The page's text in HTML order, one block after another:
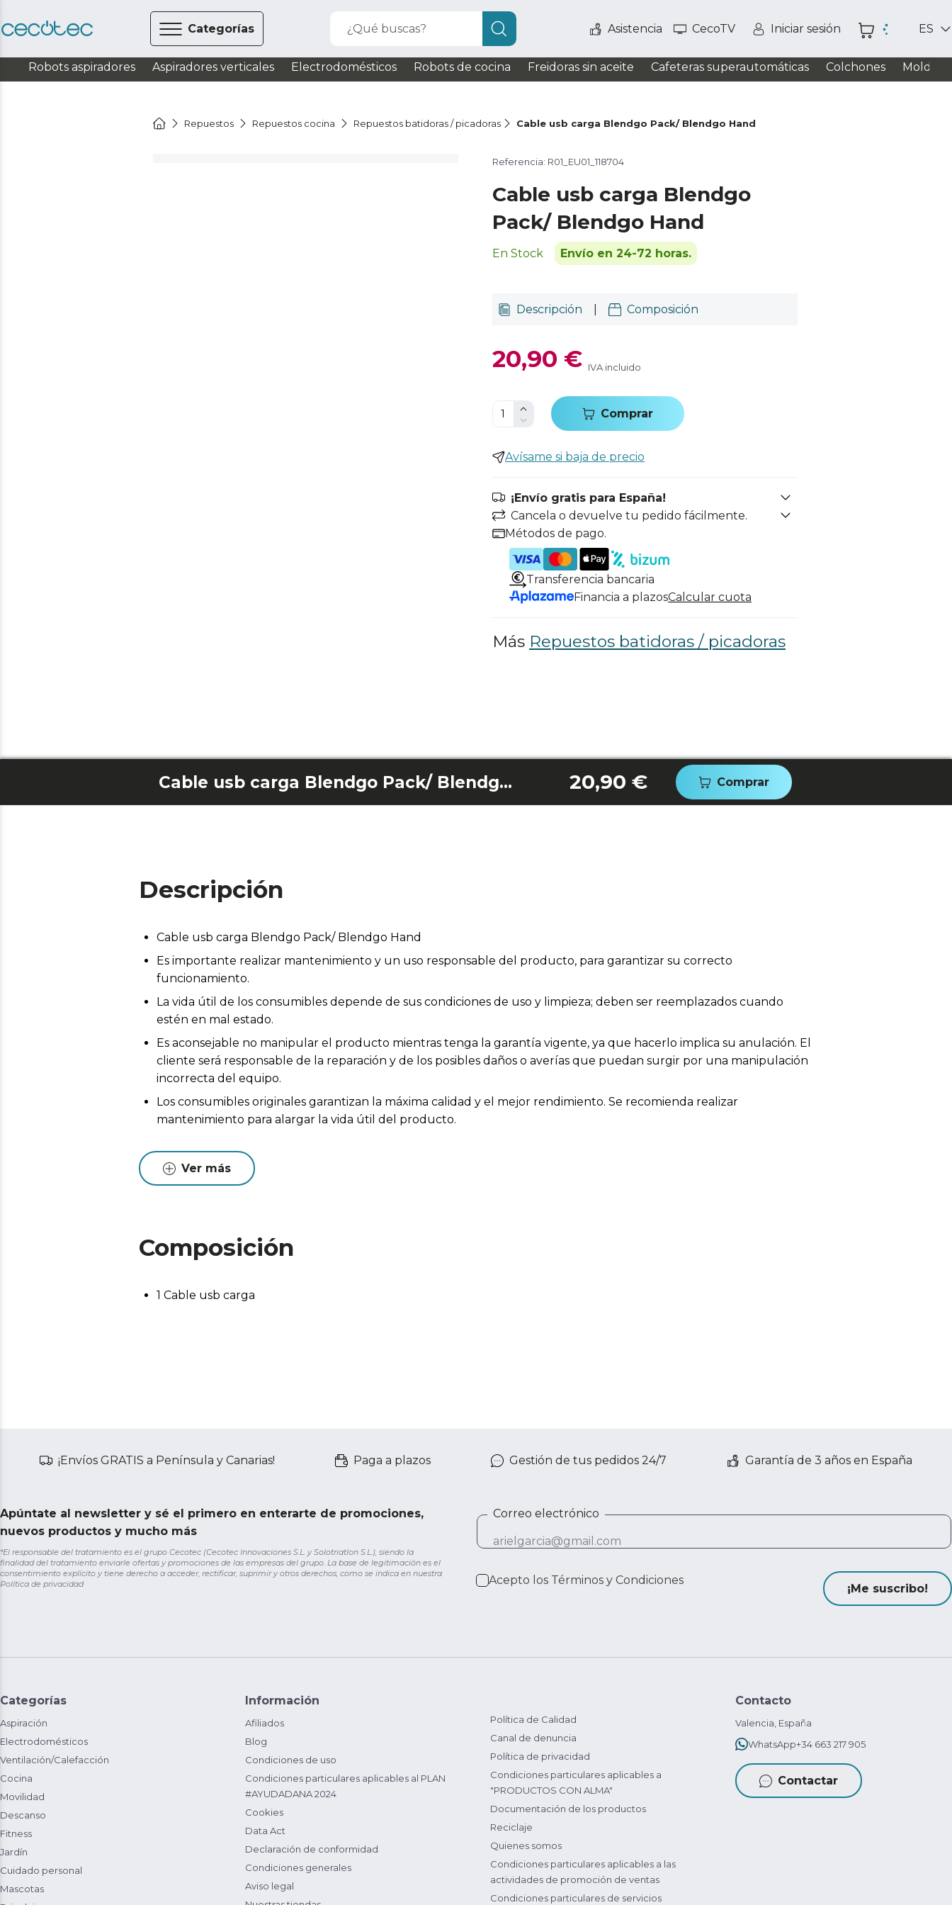
Categorías ¿Qué buscas? Asistencia CecoTV Iniciar sesión ES
Robots aspiradores Aspiradores verticales Electrodomésticos Robots de cocina Freidoras sin aceite Cafeteras superautomáticas Colchones
Repuestos Repuestos cocina Repuestos batidoras / picadoras Cable usb carga Blendgo Pack/ Blendgo Hand
Referencia: R01_EU01_118704
Cable usb carga Blendgo
Pack/ Blendgo Hand
En Stock Envío en 24-72 horas.
Descripción Composición
20,90 € IVA incluido
Comprar
Avísame si baja de precio
¡Envío gratis para España!
Cancela o devuelve tu pedido fácilmente.
Métodos de pago.
Transferencia bancaria
Financia a plazosCalcular cuota
Más Repuestos batidoras / picadoras
Cable usb carga Blendgo Pack/ Blendgo Hand 20,90 € Comprar
Descripción
Cable usb carga Blendgo Pack/ Blendgo Hand
Es importante realizar mantenimiento y un uso responsable del producto, para garantizar su correcto
funcionamiento.
La vida útil de los consumibles depende de sus condiciones de uso y limpieza; deben ser reemplazados cuando
estén en mal estado.
Es aconsejable no manipular el producto mientras tenga la garantía vigente, ya que hacerlo implica su anulación. El
cliente será responsable de la reparación y de los posibles daños o averías que puedan surgir por una manipulación
incorrecta del equipo.
Los consumibles originales garantizan la máxima calidad y el mejor rendimiento. Se recomienda realizar
mantenimiento para alargar la vida útil del producto.
Ver más
Composición
1 Cable usb carga
¡Envíos GRATIS a Península y Canarias! Paga a plazos Gestión de tus pedidos 24/7 Garantía de 3 años en España
Apúntate al newsletter y sé el primero en enterarte de promociones,
nuevos productos y mucho más
*El responsable del tratamiento es el grupo Cecotec (Cecotec Innovaciones S.L. y Solotriatlon S.L.), siendo la
finalidad del tratamiento enviarle ofertas y promociones de las empresas del grupo. La base de legitimación es el
consentimiento explícito y tiene derecho a acceder, rectificar, suprimir y otros derechos, como se indica en nuestra
Política de privacidad
Correo electrónico
Acepto los Términos y Condiciones
¡Me suscribo!
Categorías
Aspiración
Electrodomésticos
Ventilación/Calefacción
Cocina
Movilidad
Descanso
Fitness
Jardín
Cuidado personal
Mascotas
Información
Afiliados
Blog
Condiciones de uso
Condiciones particulares aplicables al PLAN
#AYUDADANA 2024
Cookies
Data Act
Declaración de conformidad
Condiciones generales
Aviso legal
Política de Calidad
Canal de denuncia
Política de privacidad
Condiciones particulares aplicables a
"PRODUCTOS CON ALMA"
Documentación de los productos
Reciclaje
Quienes somos
Condiciones particulares aplicables a las
actividades de promoción de ventas
Condiciones particulares de servicios
Contacto
Valencia, España
WhatsApp+34 663 217 905
Contactar